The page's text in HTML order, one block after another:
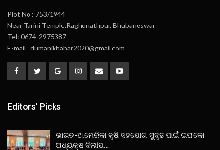
Plot No : 753/1944
Near Tarini Temple,Raghunathpur, Bhubaneswar
Tel: 0674-2975387
E-mail : dumanikhabar2020@gmail.com
Editors' Picks
ଭାରତ-ଆମେରିକା କୃଷି ସହଯୋଗ ସୁଦୃଢ ପାଇଁ ଇଫକୋ
ଅଧ୍ୟକ୍ଷ ଦିଲୀପ…